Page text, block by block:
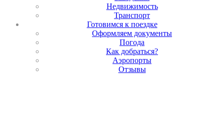
Недвижимость
Транспорт
Готовимся к поездке
Оформляем документы
Погода
Как добраться?
Аэропорты
Отзывы